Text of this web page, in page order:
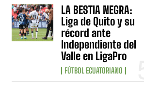
LA BESTIA NEGRA:
Liga de Quito y su
récord ante
Independiente del
Valle en LigaPro
FÚTBOL ECUATORIANO